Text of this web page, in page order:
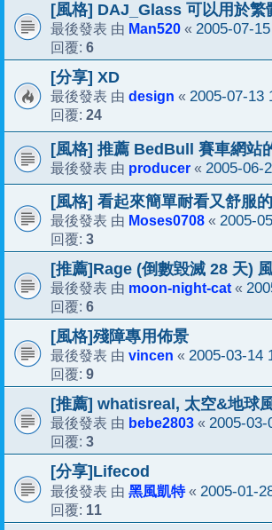
[風格] DAJ_Glass 可以用於繁
最後發表 由 Man520 « 2005-07-
回覆: 6
[分享] XD
最後發表 由 design « 2005-07-13
回覆: 24
[風格] 推薦 BedBull 賽車網站
最後發表 由 producer « 2005-06-
[風格] 看起來簡單耐看又舒服
最後發表 由 Moses0708 « 2005-
回覆: 3
[推薦]Rage (倒數毀滅 28 天)
最後發表 由 moon-night-cat «
回覆: 6
[風格]殘障專用佈景
最後發表 由 vincen « 2005-03-14
回覆: 9
[推薦] whatisreal, 太空&地球
最後發表 由 bebe2803 « 2005-03-
回覆: 3
[分享]Lifecod
最後發表 由 黑風凱特« 2005-01-
回覆: 11